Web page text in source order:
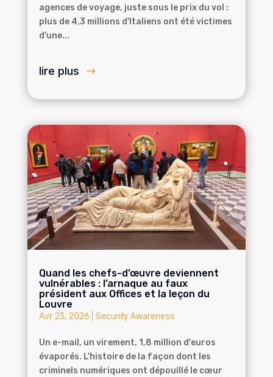
agences de voyage, juste sous le prix du vol :
plus de 4,3 millions d'Italiens ont été victimes
d'une...
lire plus
Quand les chefs-d’œuvre deviennent
vulnérables : l’arnaque au faux
président aux Offices et la leçon du
Louvre
Avr 23, 2026| Security Awareness
Un e-mail, un virement, 1,8 million d'euros
évaporés. L'histoire de la façon dont les
criminels numériques ont dépouillé le cœur